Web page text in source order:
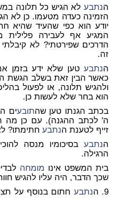
הנתבעלא הגיש כל תלונה
הזמינה כעדה מטעמו. כן לא
יודע הוא כפי שהעיד שהיא
המגיע אף לעבירה
הדרכים שפירטתי? לא
זה.
הנתבעטען שלא ידע בזמן
כאשר הבין זאת בשלב הגשת
ולהגיש תלונה, או לפעול
הוא בחר שלא לעשות כן.
בכתב הגנתו טען שהתובעים
ה' לכתב ההגנה). עם כן מה
זייף לטענת הנתבעחתימתו?
הנתבעבסיכומיו מנסה
הרגילה.
בית המשפט אינו מומחה
שכך הדבר, היה עליו להגיש
9. ה
נתבע חתום בנוסף על